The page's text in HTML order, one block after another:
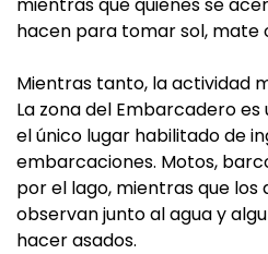
hacen para tomar sol, mate
Mientras tanto, la actividad
La zona del Embarcadero es
el único lugar habilitado de
embarcaciones. Motos,
por el lago, mientras que
observan junto al agua y
hacer asados.